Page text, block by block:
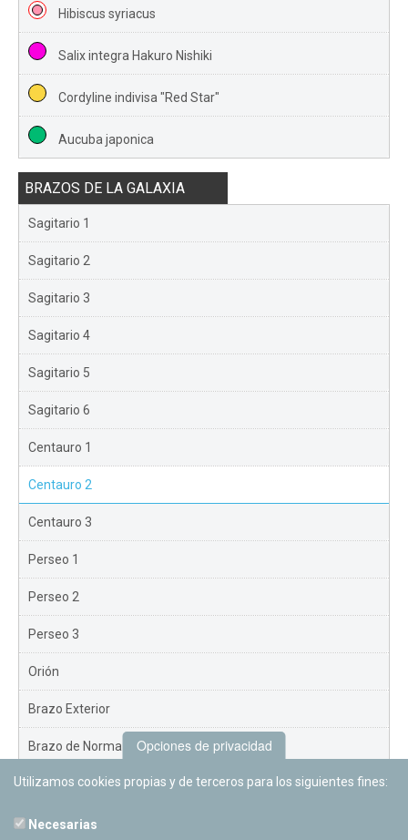
Hibiscus syriacus
Salix integra Hakuro Nishiki
Cordyline indivisa "Red Star"
Aucuba japonica
BRAZOS DE LA GALAXIA
Sagitario 1
Sagitario 2
Sagitario 3
Sagitario 4
Sagitario 5
Sagitario 6
Centauro 1
Centauro 2
Centauro 3
Perseo 1
Perseo 2
Perseo 3
Orión
Brazo Exterior
Brazo de Norma
Nuevo Exterior
Opciones de privacidad
Utilizamos cookies propias y de terceros para los siguientes fines:
Necesarias